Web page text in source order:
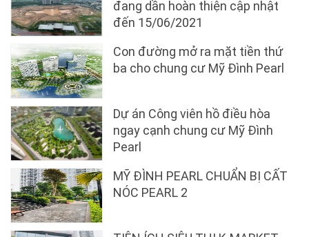
đang dần hoàn thiện cập nhật
đến 15/06/2021
Con đường mở ra mặt tiền thứ
ba cho chung cư Mỹ Đình Pearl
Dự án Công viên hồ điều hòa
ngay cạnh chung cư Mỹ Đình
Pearl
MỸ ĐÌNH PEARL CHUẨN BỊ CẤT
NÓC PEARL 2